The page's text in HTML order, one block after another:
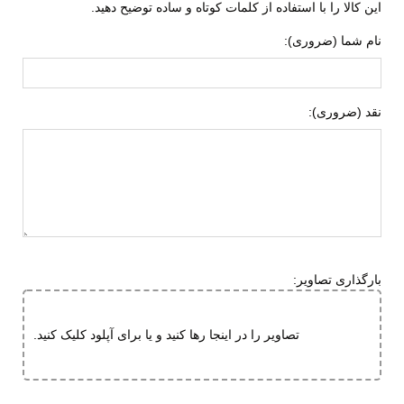
امکان نصب باتوم کوهنوردی ، کیسه خواب و کمل بک؛ آماده برای
برنامه های نیمه حرفه ای و حرفه ای
خرید کوله پشتی کوهنوردی اورجینال 24 لیتر
اسنوهاک مدل LIGHT کد SN-B3126-4 از رادکوه
LIGHT دقیقاً همراهی است که هر کوهنورد حرفه ای به آن نیاز
تجهیزات شما و تجربه ای راحت در طول مسیر.
در رادکوه، ما تنها فروشنده نیستیم؛ ما همراه شما در انتخاب
بهترین تجهیزات سفر و کوهنوردی هستیم. تنوع گسترده کوله
فعالیت های
این کالا را با استفاده از کلمات کوتاه و ساده توضیح دهید.
نام شما (ضروری):
نقد (ضروری):
بارگذاری تصاویر:
تصاویر را در اینجا رها کنید و یا برای آپلود کلیک کنید.